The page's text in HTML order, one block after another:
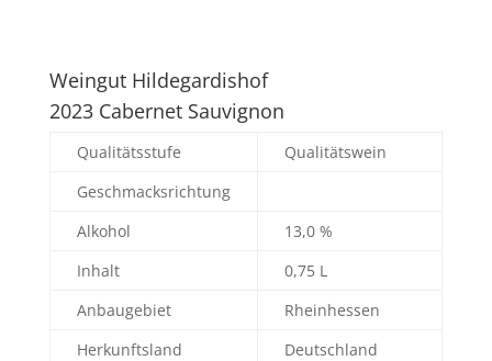
Weingut Hildegardishof
2023 Cabernet Sauvignon
Qualitätsstufe
Qualitätswein
Geschmacksrichtung
Alkohol
13,0 %
Inhalt
0,75 L
Anbaugebiet
Rheinhessen
Herkunftsland
Deutschland